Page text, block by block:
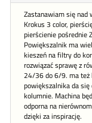
Zastanawiam się nad
Krokus 3 color,
pierścienie pośrednie
Powiększalnik ma
kieszeń na filtry do
rozwiązać sprawę z
24/36 do 6/9. ma też
powiększalnika da się
kolumnie. Machina
odporna na
dzięki za inspirację.